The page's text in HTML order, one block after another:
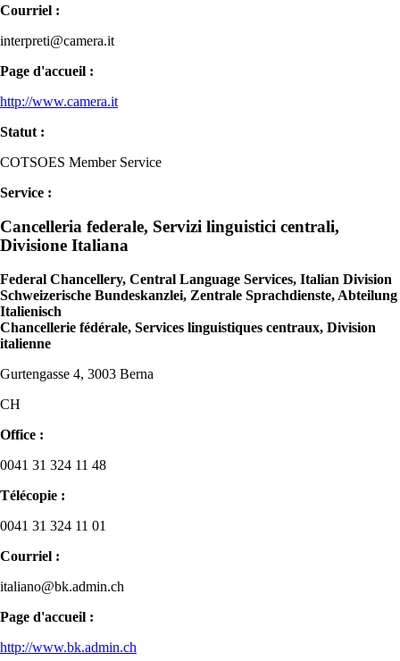
Courriel :
interpreti@camera.it
Page d'accueil :
http://www.camera.it
Statut :
COTSOES Member Service
Service :
Cancelleria federale, Servizi linguistici centrali,
Divisione Italiana
Federal Chancellery, Central Language Services, Italian Division
Schweizerische Bundeskanzlei, Zentrale Sprachdienste, Abteilung
Italienisch
Chancellerie fédérale, Services linguistiques centraux, Division
italienne
Gurtengasse 4, 3003 Berna
CH
Office :
0041 31 324 11 48
Télécopie :
0041 31 324 11 01
Courriel :
italiano@bk.admin.ch
Page d'accueil :
http://www.bk.admin.ch